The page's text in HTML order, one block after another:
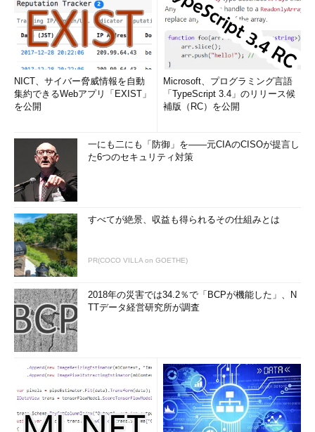
NICT、サイバー脅威情報を自動
集約できるWebアプリ「EXIST」
を公開
Microsoft、プログラミング言語
「TypeScript 3.4」のリリース候
補版（RC）を公開
一にも二にも「防御」を――元CIAのCISOが提言し
た6つのセキュリティ対策
すべてが絶景、収益も得られるその仕組みとは
PR(COCO VILLA on GOETHE)
2018年の災害では34.2％で「BCPが機能した」、N
TTデータ経営研究所が調査